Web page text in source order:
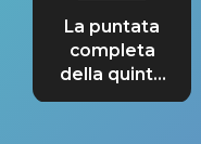
La puntata
completa
della quinta
tappa